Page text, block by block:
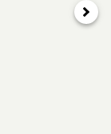
次へ